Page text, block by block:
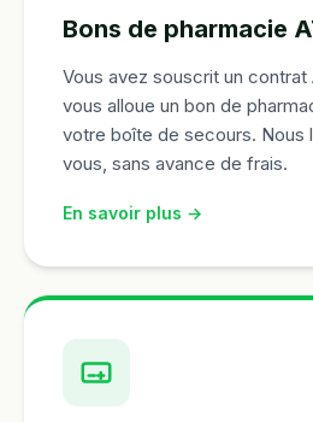
Bons de pharmacie
Vous avez souscrit un contrat
vous alloue un bon de
votre boîte de secours. Nous
vous, sans avance de frais.
En savoir plus →